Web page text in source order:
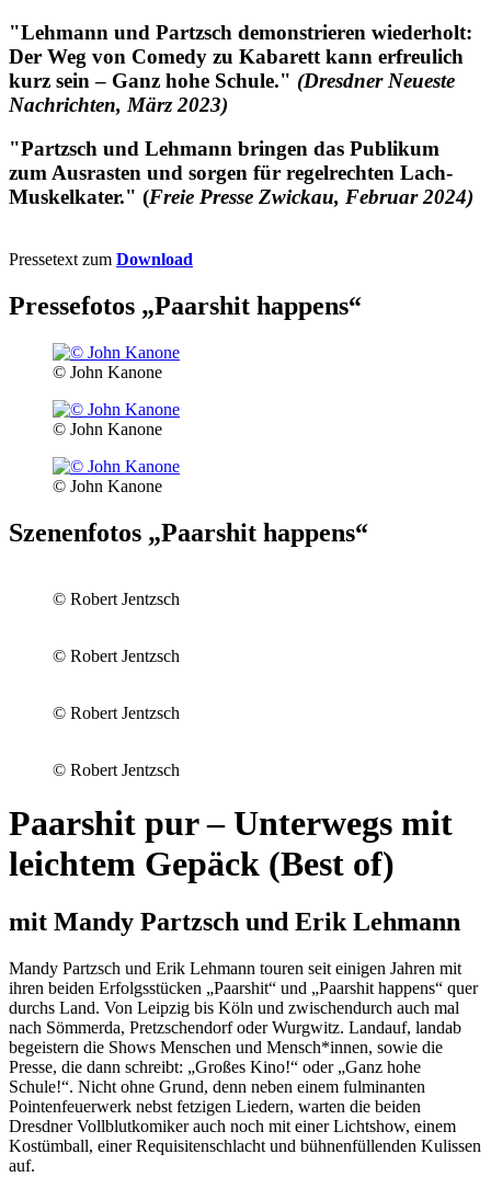
"Lehmann und Partzsch demonstrieren wiederholt:
Der Weg von Comedy zu Kabarett kann erfreulich
kurz sein – Ganz hohe Schule." (Dresdner Neueste
Nachrichten, März 2023)
"Partzsch und Lehmann bringen das Publikum
zum Ausrasten und sorgen für regelrechten Lach-
Muskelkater." (Freie Presse Zwickau, Februar 2024)
Pressetext zum Download
Pressefotos „Paarshit happens“
© John Kanone
© John Kanone
© John Kanone
Szenenfotos „Paarshit happens“
© Robert Jentzsch
© Robert Jentzsch
© Robert Jentzsch
© Robert Jentzsch
Paarshit pur – Unterwegs mit
leichtem Gepäck (Best of)
mit Mandy Partzsch und Erik Lehmann
Mandy Partzsch und Erik Lehmann touren seit einigen Jahren mit
ihren beiden Erfolgsstücken „Paarshit“ und „Paarshit happens“ quer
durchs Land. Von Leipzig bis Köln und zwischendurch auch mal
nach Sömmerda, Pretzschendorf oder Wurgwitz. Landauf, landab
begeistern die Shows Menschen und Mensch*innen, sowie die
Presse, die dann schreibt: „Großes Kino!“ oder „Ganz hohe
Schule!“. Nicht ohne Grund, denn neben einem fulminanten
Pointenfeuerwerk nebst fetzigen Liedern, warten die beiden
Dresdner Vollblutkomiker auch noch mit einer Lichtshow, einem
Kostümball, einer Requisitenschlacht und bühnenfüllenden Kulissen
auf.